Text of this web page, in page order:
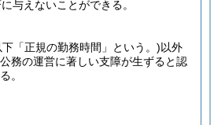
与えないことができる。
「正規の勤務時間」という。)以外
務の運営に著しい支障が生ずると認
。